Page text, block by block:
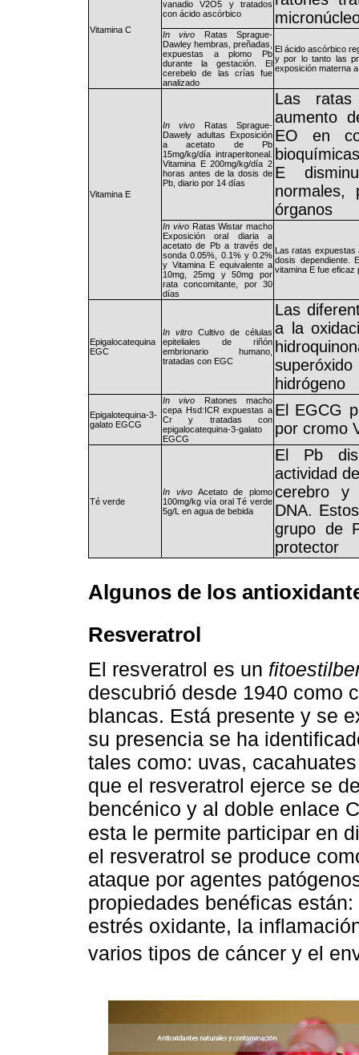
Vitamina C
vanadio V2O5 y tratados
con ácido ascórbico
In vivo Ratas Sprague-
Dawley hembras, preñadas,
expuestas a plomo Pb
durante la gestación. El
cerebelo de las crías fue
analizado
El ácido ascórbico
y por lo tanto las
exposición materna
Vitamina E
In vivo Ratas Sprague-
Dawely adultas Exposición
a acetato de Pb
15mg/kg/día intraperitoneal.
Vitamina E 200mg/kg/día 2
horas antes de la dosis de
Pb, diario por 14 días
Las ratas
aumento
EO en
E
normales,
órganos
In vivoRatas Wistar macho
Exposición oral diaria a
acetato de Pb a través de
sonda 0.05%, 0.1% y 0.2%
y Vitamina E equivalente a
10mg, 25mg y 50mg por
rata concomitante, por 30
días
Las ratas expuestas
dosis dependiente.
vitamina E fue eficaz
Epigalocatequina
EGC
In vitro Cultivo de células
epiteliales de riñón
embrionario humano,
tratadas con EGC
Las
a la
hidrógeno
Epigalotequina-3-
galato EGCG
In vivo Ratones macho
cepa Hsd:ICR expuestas a
Cr y tratadas con
epigalocatequina-3-galato
EGCG
El EGCG
por cromo
Té verde
In vivoAcetato de plomo
100mg/kg vía oral Té verde
5g/L en agua de bebida
El Pb
actividad
cerebro y
DNA.
grupo de
protector
Algunos de los
Resveratrol
El resveratrol es un
descubrió desde 1940 como
blancas. Está presente y se
su presencia se ha
tales como: uvas,
que el resveratrol ejerce se
bencénico y al doble enlace
esta le permite participar en
el resveratrol se produce
ataque por agentes
propiedades benéficas
estrés oxidante, la
varios tipos de cáncer y el